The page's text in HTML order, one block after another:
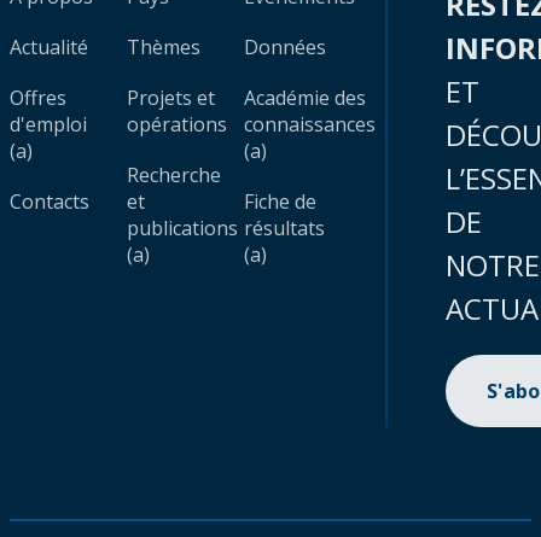
Actualité
Offres
d'emploi
(a)
Contacts
Thèmes
Projets et
opérations
Recherche
et
publications
(a)
Données
Académie des
connaissances
(a)
Fiche de
résultats
(a)
ET
DE
NOTRE